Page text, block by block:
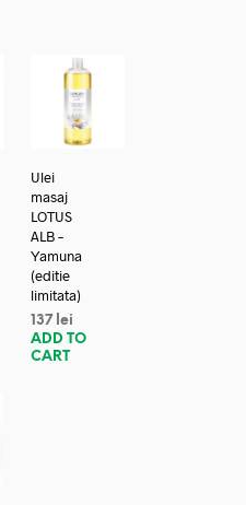
Ulei
masaj
LOTUS
ALB –
Yamuna
(editie
limitata)
137 lei
ADD TO
CART